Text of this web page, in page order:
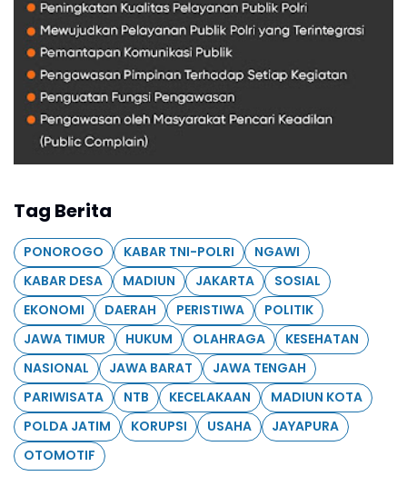
Tag Berita
PONOROGO KABAR TNI-POLRI
NGAWI
KABAR DESA
MADIUN JAKARTA
SOSIAL
EKONOMI
DAERAH PERISTIWA
POLITIK
JAWA TIMUR
HUKUM OLAHRAGA
KESEHATAN
NASIONAL
JAWA BARAT
JAWA TENGAH
PARIWISATA
NTB KECELAKAAN
MADIUN KOTA
POLDA JATIM
KORUPSI USAHA
JAYAPURA
OTOMOTIF